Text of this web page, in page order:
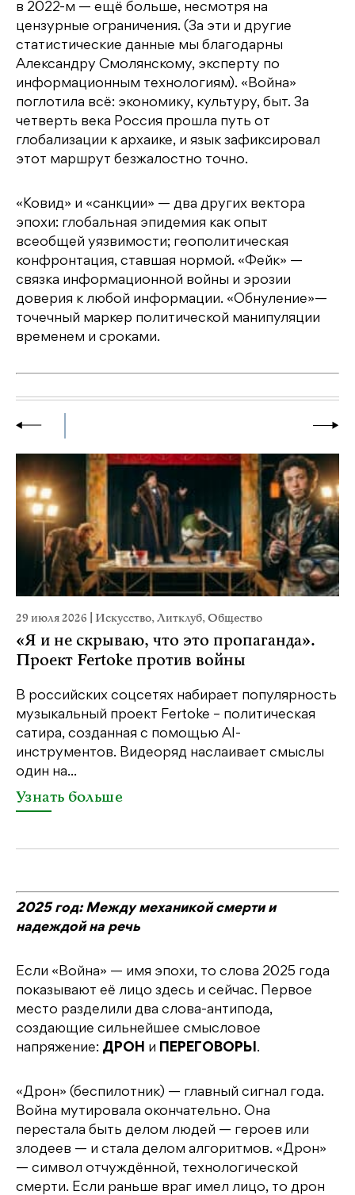
в 2022-м — ещё больше, несмотря на
цензурные ограничения. (За эти и другие
статистические данные мы благодарны
Александру Смолянскому, эксперту по
информационным технологиям). «Война»
поглотила всё: экономику, культуру, быт. За
четверть века Россия прошла путь от
глобализации к архаике, и язык зафиксировал
этот маршрут безжалостно точно.
«Ковид» и «санкции» — два других вектора
эпохи: глобальная эпидемия как опыт
всеобщей уязвимости; геополитическая
конфронтация, ставшая нормой. «Фейк» —
связка информационной войны и эрозии
доверия к любой информации. «Обнуление»—
точечный маркер политической манипуляции
временем и сроками.
29 июля 2026 Искусство,Литклуб,Общество
«Я и не скрываю, что это пропаганда».
Проект Fertoke против войны
В российских соцсетях набирает популярность
музыкальный проект Fertoke – политическая
сатира, созданная с помощью AI-
инструментов. Видеоряд наслаивает смыслы
один на...
Узнать больше
2025 год: Между механикой смерти и
надеждой на речь
Если «Война» — имя эпохи, то слова 2025 года
показывают её лицо здесь и сейчас. Первое
место разделили два слова-антипода,
создающие сильнейшее смысловое
напряжение: ДРОН и ПЕРЕГОВОРЫ.
«Дрон» (беспилотник) — главный сигнал года.
Война мутировала окончательно. Она
перестала быть делом людей — героев или
злодеев — и стала делом алгоритмов. «Дрон»
— символ отчуждённой, технологической
смерти. Если раньше враг имел лицо, то дрон